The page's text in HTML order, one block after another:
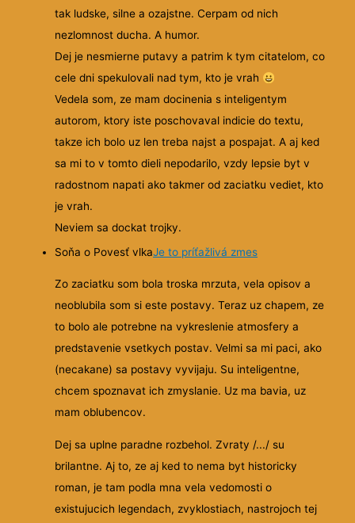
tak ludske, silne a ozajstne. Cerpam od nich
nezlomnost ducha. A humor.
Dej je nesmierne putavy a patrim k tym citatelom, co
cele dni spekulovali nad tym, kto je vrah
Vedela som, ze mam docinenia s inteligentym
autorom, ktory iste poschovaval indicie do textu,
takze ich bolo uz len treba najst a pospajat. A aj ked
sa mi to v tomto dieli nepodarilo, vzdy lepsie byt v
radostnom napati ako takmer od zaciatku vediet, kto
je vrah.
Neviem sa dockat trojky.
Soňa o Povesť vlkaJe to príťažlivá zmes
Zo zaciatku som bola troska mrzuta, vela opisov a
neoblubila som si este postavy. Teraz uz chapem, ze
to bolo ale potrebne na vykreslenie atmosfery a
predstavenie vsetkych postav. Velmi sa mi paci, ako
(necakane) sa postavy vyvijaju. Su inteligentne,
chcem spoznavat ich zmyslanie. Uz ma bavia, uz
mam oblubencov.
Dej sa uplne paradne rozbehol. Zvraty /.../ su
brilantne. Aj to, ze aj ked to nema byt historicky
roman, je tam podla mna vela vedomosti o
existujucich legendach, zvyklostiach, nastrojoch tej